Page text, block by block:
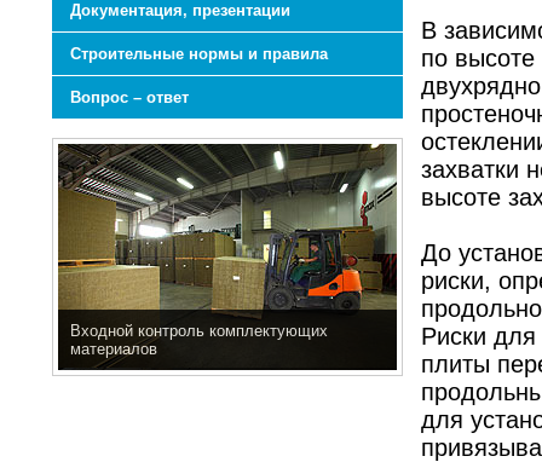
Документация, презентации
Строительные нормы и правила
Вопрос – ответ
Входной контроль комплектующих
материалов
В
по
захватки
высоте
До
риски,
Риски для
плиты
для